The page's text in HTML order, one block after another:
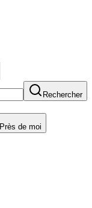
Rechercher
Près de moi